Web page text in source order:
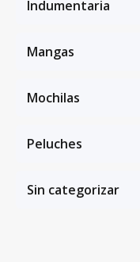
Indumentaria
Mangas
Mochilas
Peluches
Sin categorizar